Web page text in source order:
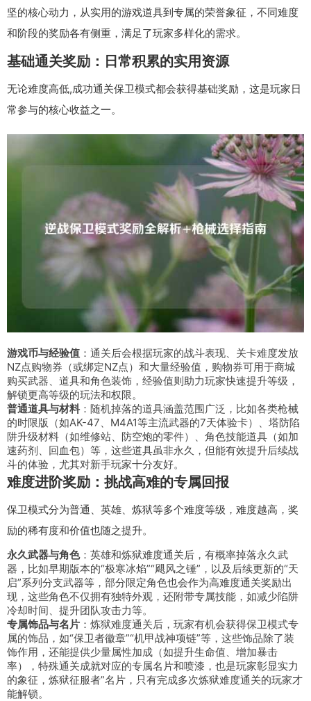
坚的核心动力，从实用的游戏道具到专属的荣誉象征，不同难度
和阶段的奖励各有侧重，满足了玩家多样化的需求。
基础通关奖励：日常积累的实用资源
无论难度高低,成功通关保卫模式都会获得基础奖励，这是玩家日
常参与的核心收益之一。
游戏币与经验值 ：通关后会根据玩家的战斗表现、关卡难度发放
NZ点购物券（或绑定NZ点）和大量经验值，购物券可用于商城
购买武器、道具和角色装饰，经验值则助力玩家快速提升等级，
解锁更高等级的玩法和权限。
普通道具与材料 ：随机掉落的道具涵盖范围广泛，比如各类枪械
的时限版（如AK-47、M4A1等主流武器的7天体验卡）、塔防陷
阱升级材料（如维修站、防空炮的零件）、角色技能道具（如加
速药剂、回血包）等，这些道具虽非永久，但能有效提升后续战
斗的体验，尤其对新手玩家十分友好。
难度进阶奖励：挑战高难的专属回报
保卫模式分为普通、英雄、炼狱等多个难度等级，难度越高，奖
励的稀有度和价值也随之提升。
永久武器与角色：英雄和炼狱难度通关后，有概率掉落永久武
器，比如早期版本的“极寒冰焰”“飓风之锤”，以及后续更新的“天
启”系列分支武器等，部分限定角色也会作为高难度通关奖励出
现，这些角色不仅拥有独特外观，还附带专属技能，如减少陷阱
冷却时间、提升团队攻击力等。
专属饰品与名片 ：炼狱难度通关后，玩家有机会获得保卫模式专
属的饰品，如“保卫者徽章”“机甲战神项链”等，这些饰品除了装
饰作用，还能提供少量属性加成（如提升生命值、增加暴击
率），特殊通关成就对应的专属名片和喷漆，也是玩家彰显实力
的象征，炼狱征服者”名片，只有完成多次炼狱难度通关的玩家才
能解锁。